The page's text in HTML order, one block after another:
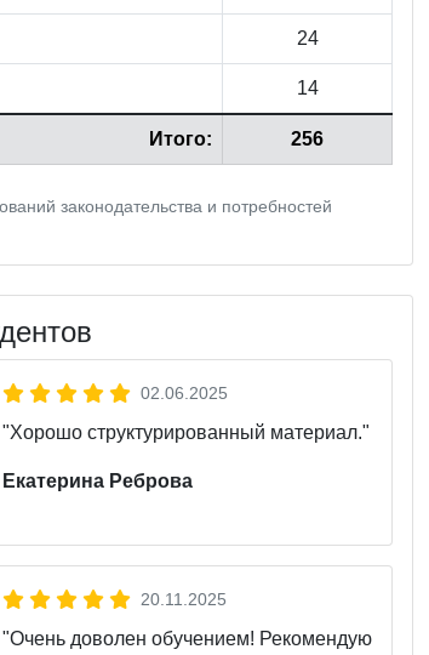
24
14
Итого: 256
законодательства и потребностей
02.06.2025
"Хорошо структурированный материал."
Екатерина Реброва
20.11.2025
"Очень доволен обучением! Рекомендую